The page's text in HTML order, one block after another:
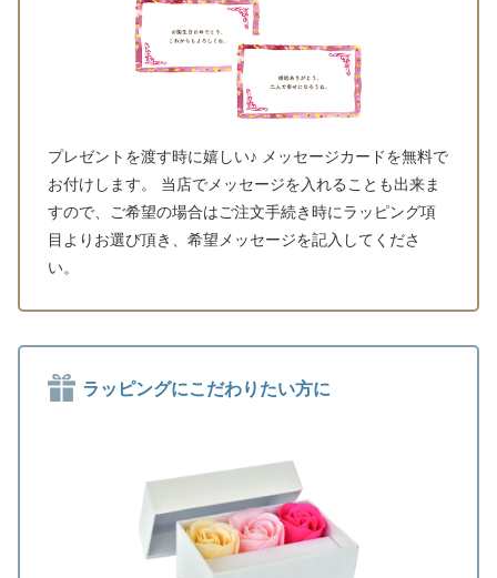
プレゼントを渡す時に嬉しい♪ メッセージカードを無料で
お付けします。 当店でメッセージを入れることも出来ま
すので、ご希望の場合はご注文手続き時にラッピング項
目よりお選び頂き、希望メッセージを記入してくださ
い。
ラッピングにこだわりたい方に